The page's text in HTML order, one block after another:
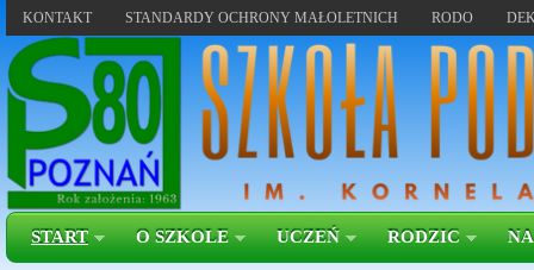
KONTAKT STANDARDY OCHRONY MAŁOLETNICH RODO
START O SZKOLE UCZEŃ RODZIC